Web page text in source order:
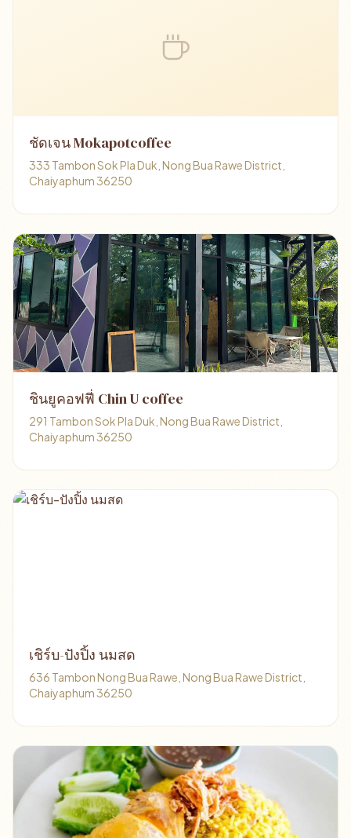
ชัดเจน Mokapotcoffee
333 Tambon Sok Pla Duk, Nong Bua Rawe District,
Chaiyaphum 36250
ชินยูคอฟฟี่ Chin U coffee
291 Tambon Sok Pla Duk, Nong Bua Rawe District,
Chaiyaphum 36250
เชิร์บ-ปังปิ้ง นมสด
636 Tambon Nong Bua Rawe, Nong Bua Rawe District,
Chaiyaphum 36250